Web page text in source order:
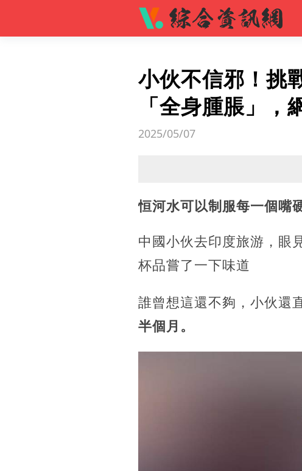
小伙不信邪！挑
「全身腫脹」，
2025/05/07
恒河水可以制服每一個嘴
中國小伙去印度旅游，眼
杯品嘗了一下味道
誰曾想這還不夠，小伙還
半個月。